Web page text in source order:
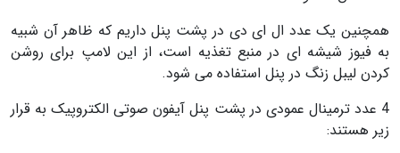
همچنین یک عدد ال ای دی در پشت پنل داریم که ظاهر آن شبیه
به فیوز شیشه ای در منبع تغذیه است، از این لامپ برای روشن
کردن لیبل زنگ در پنل استفاده می شود.
4 عدد ترمینال عمودی در پشت پنل آیفون صوتی الکتروپیک به قرار
زیر هستند: